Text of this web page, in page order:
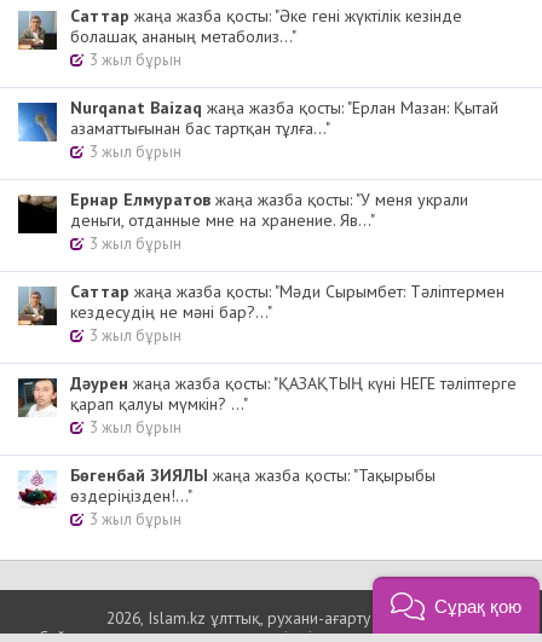
Cаттар жаңа жазба қосты: "Әке гені жүктілік кезінде
болашақ ананың метаболиз..."
3 жыл бұрын
Nurqanat Baizaq жаңа жазба қосты: "Ерлан Мазан: Қытай
азаматтығынан бас тартқан тұлға..."
3 жыл бұрын
Ернар Елмуратов жаңа жазба қосты: "У меня украли
деньги, отданные мне на хранение. Яв..."
3 жыл бұрын
Cаттар жаңа жазба қосты: "Мәди Сырымбет: Тәліптермен
кездесудің не мәні бар?..."
3 жыл бұрын
Дәурен жаңа жазба қосты: "ҚАЗАҚТЫҢ күні НЕГЕ тәліптерге
қарап қалуы мүмкін? ..."
3 жыл бұрын
Бөгенбай ЗИЯЛЫ жаңа жазба қосты: "Тақырыбы
өздеріңізден!..."
3 жыл бұрын
2026, Islam.kz ұлттық, рухани-ағарту порталы
Сайт материалдарын қолдану үшін сілтеме көрсетуіңіз міндетті.
Сұрақ қою